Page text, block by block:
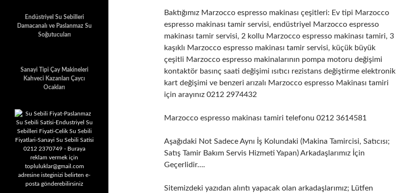
Baktığımız Marzocco espresso makinası çeşitleri: Ev tipi Marzocco
espresso makinası tamir servisi, endüstriyel Marzocco espresso
makinası tamir servisi, 2 kollu Marzocco espresso makinası tamiri, 3
kaşıklı Marzocco espresso makinası tamir servisi, küçük büyük
çeşitli Marzocco espresso makinalarının pompa motoru değişimi
kontaktör basınç saati değişimi ısıtıcı rezistans değiştirme elektronik
kart değişimi ve benzeri arızalı Marzocco espresso Makinası tamiri
için arayınız 0212 2974432
Marzocco espresso makinası tamiri telefonu 0212 3614581
Aşağıdaki Not Sadece Aynı İş Kolundaki (Makina Tamircisi, Satıcısı;
Satış Tamir Bakım Servis Hizmeti Yapan) Arkadaşlarımız İçin
Geçerlidir….
Sitemizdeki yazıdan alıntı yapacak olan arkadaşlarımız; Lütfen
Endüstriyel Su Sebilleri
Damacanalı ve Paslanmaz Su
Soğutucuları
Sanayi Tipi Çay Makineleri
Kahveci Kazanları Çaycı
Ocakları